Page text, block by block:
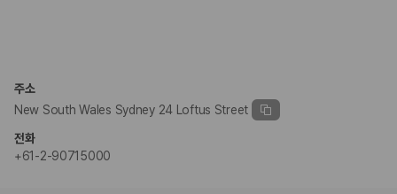
주소
New South Wales Sydney 24 Loftus Street
전화
+61-2-90715000